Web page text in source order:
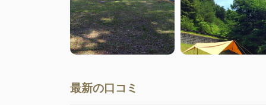
最新の口コミ